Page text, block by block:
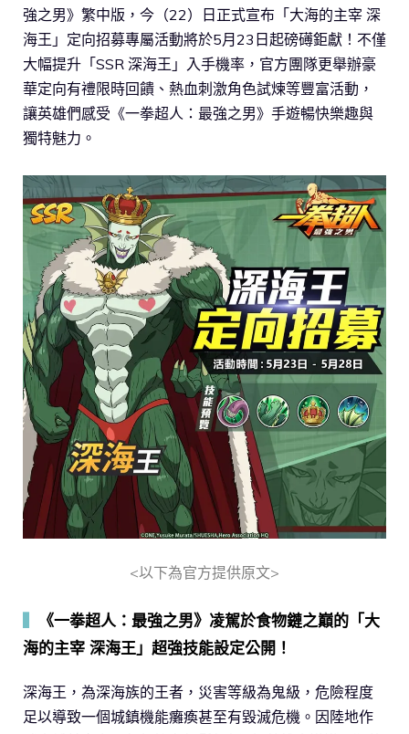
強之男》繁中版，今（22）日正式宣布「大海的主宰 深
海王」定向招募專屬活動將於5月23日起磅礡鉅獻！不僅
大幅提升「SSR 深海王」入手機率，官方團隊更舉辦豪
華定向有禮限時回饋、熱血刺激角色試煉等豐富活動，
讓英雄們感受《一拳超人：最強之男》手遊暢快樂趣與
獨特魅力。
<以下為官方提供原文>
《一拳超人：最強之男》凌駕於食物鏈之巔的「大
海的主宰 深海王」超強技能設定公開！
深海王，為深海族的王者，災害等級為鬼級，危險程度
足以導致一個城鎮機能癱瘓甚至有毀滅危機。因陸地作